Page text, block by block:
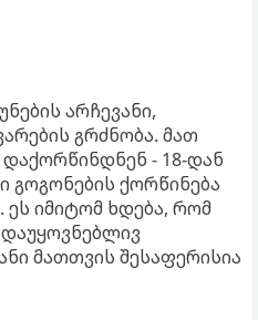
არჩევანი,
გრძნობა. მათ
- 18-დან
გოგონების ქორწინება
იმიტომ ხდება, რომ
მათთვის შესაფერისია